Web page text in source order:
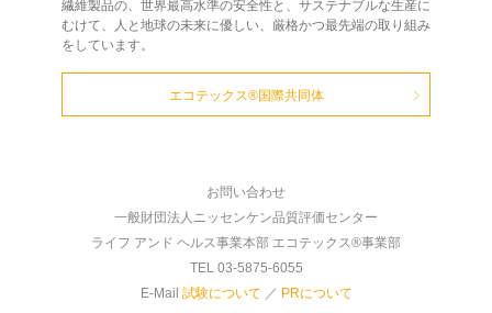
繊維製品の、世界最高水準の安全性と、サステナブルな生産に
むけて、人と地球の未来に優しい、厳格かつ最先端の取り組み
をしています。
エコテックス®国際共同体
お問い合わせ
一般財団法人ニッセンケン品質評価センター
ライフ アンド ヘルス事業本部 エコテックス®事業部
TEL 03-5875-6055
E-Mail 試験について ／ PRについて